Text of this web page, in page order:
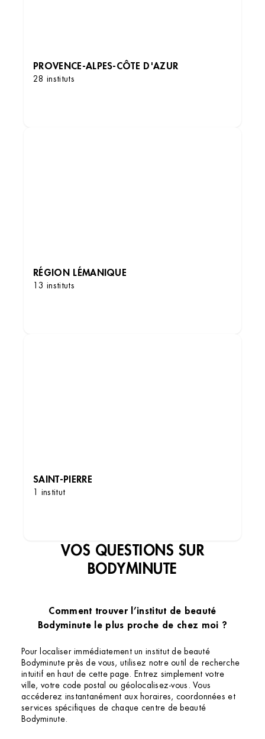
PROVENCE-ALPES-CÔTE D'AZUR
28 instituts
RÉGION LÉMANIQUE
13 instituts
SAINT-PIERRE
1 institut
VOS QUESTIONS SUR
BODYMINUTE
Comment trouver l’institut de beauté
Bodyminute le plus proche de chez moi ?
Pour localiser immédiatement un institut de beauté
Bodyminute près de vous, utilisez notre outil de recherche
intuitif en haut de cette page. Entrez simplement votre
ville, votre code postal ou géolocalisez-vous. Vous
accéderez instantanément aux horaires, coordonnées et
services spécifiques de chaque centre de beauté
Bodyminute.